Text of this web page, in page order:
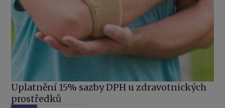
Uplatnění 15% sazby DPH u zdravotnických
prostředků